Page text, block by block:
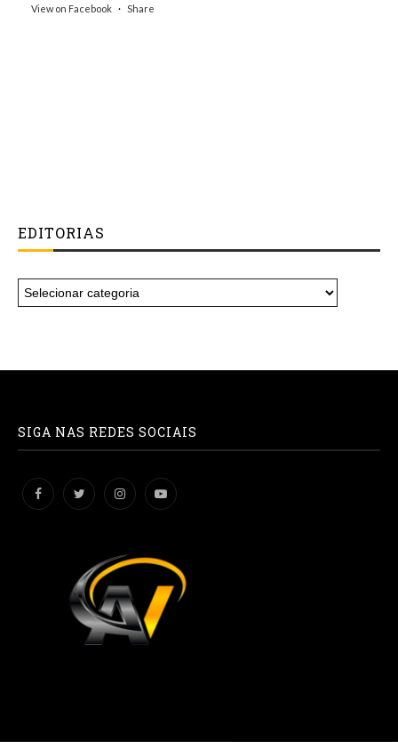
View on Facebook · Share
EDITORIAS
SIGA NAS REDES SOCIAIS